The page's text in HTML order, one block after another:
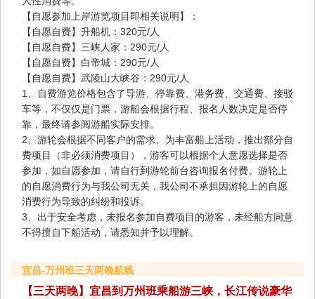
【自愿参加上岸游览项目即相关说明】：
【自愿自费】升船机：320元/人
【自愿自费】三峡人家：290元/人
【自愿自费】白帝城：290元/人
【自愿自费】武陵山大峡谷：290元/人
1、自费游览价格包含了导游、停靠费、港务费、交通费、接驳
车等，不仅仅是门票，游船会根据行程、报名人数决定是否停
靠，最终请参阅游船实际安排。
2、游轮会根据不同客户的需求、为丰富船上活动，推出部分自
费项目（非必须消费项目），游客可以根据个人意愿选择是否
参加，如自愿参加，请自行到游轮前台咨询报名付费。游轮上
的自愿消费行为与我公司无关，我公司不承担因游轮上的自愿
消费行为导致的纠纷和投诉。
3、出于安全考虑，未报名参加自费项目的游客，未经船方同意
不得擅自下船活动，请悉知并予以理解。
宜昌-万州班三天两晚航线
【三天两晚】宜昌到万州班乘船游三峡，长江传说豪华